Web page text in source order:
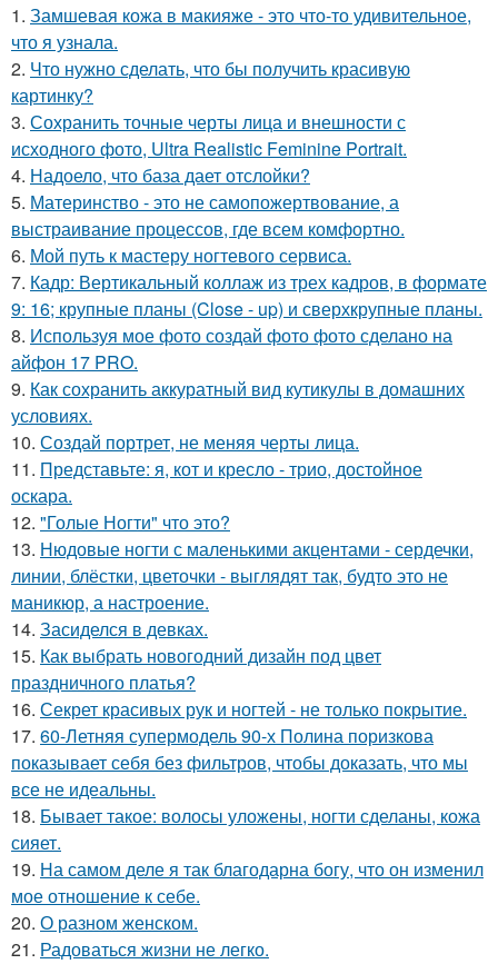
1. Замшевая кожа в макияже - это что-то удивительное,
что я узнала.
2. Что нужно сделать, что бы получить красивую
картинку?
3. Сохранить точные черты лица и внешности с
исходного фото, Ultra Realistic Feminine Portrait.
4. Надоело, что база дает отслойки?
5. Материнство - это не самопожертвование, а
выстраивание процессов, где всем комфортно.
6. Мой путь к мастеру ногтевого сервиса.
7. Кадр: Вертикальный коллаж из трех кадров, в формате
9: 16; крупные планы (Close - up) и сверхкрупные планы.
8. Используя мое фото создай фото фото сделано на
айфон 17 PRO.
9. Как сохранить аккуратный вид кутикулы в домашних
условиях.
10. Создай портрет, не меняя черты лица.
11. Представьте: я, кот и кресло - трио, достойное
оскара.
12. "Голые Ногти" что это?
13. Нюдовые ногти с маленькими акцентами - сердечки,
линии, блёстки, цветочки - выглядят так, будто это не
маникюр, а настроение.
14. Засиделся в девках.
15. Как выбрать новогодний дизайн под цвет
праздничного платья?
16. Секрет красивых рук и ногтей - не только покрытие.
17. 60-Летняя супермодель 90-х Полина поризкова
показывает себя без фильтров, чтобы доказать, что мы
все не идеальны.
18. Бывает такое: волосы уложены, ногти сделаны, кожа
сияет.
19. На самом деле я так благодарна богу, что он изменил
мое отношение к себе.
20. О разном женском.
21. Радоваться жизни не легко.